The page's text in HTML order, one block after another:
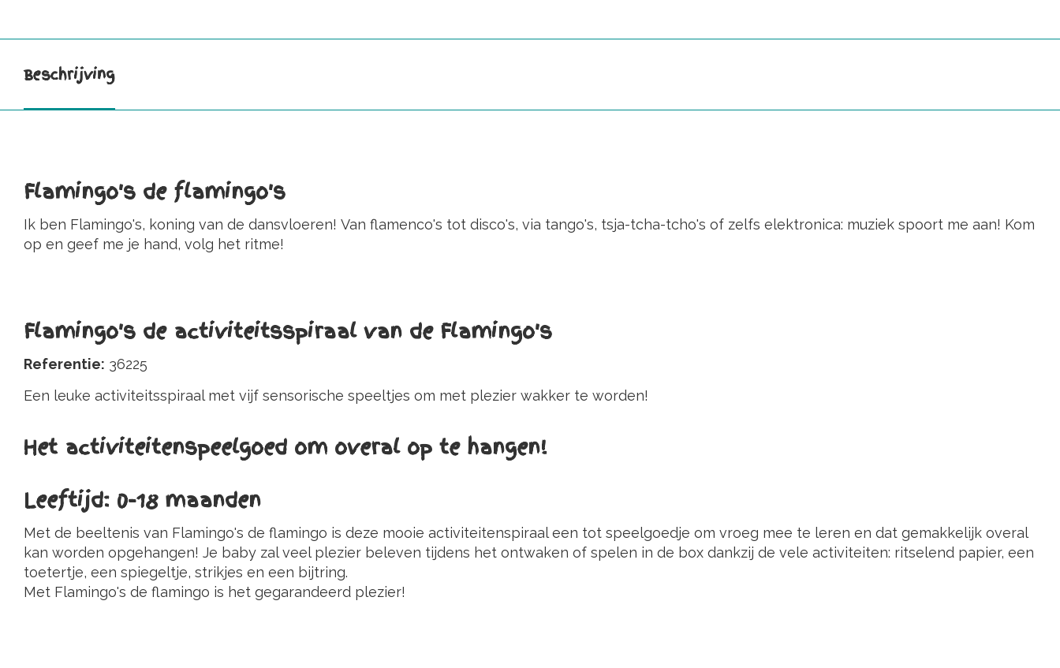
Beschrijving
Flamingo's de flamingo's
Ik ben Flamingo's, koning van de dansvloeren! Van flamenco's tot disco's, via tango's, tsja-tcha-tcho's of zelfs elektronica: muziek spoort me aan! Kom
op en geef me je hand, volg het ritme!
Flamingo's de activiteitsspiraal van de Flamingo's
Referentie: 36225
Een leuke activiteitsspiraal met vijf sensorische speeltjes om met plezier wakker te worden!
Het activiteitenspeelgoed om overal op te hangen!
Leeftijd: 0-18 maanden
Met de beeltenis van Flamingo's de flamingo is deze mooie activiteitenspiraal een tot speelgoedje om vroeg mee te leren en dat gemakkelijk overal
kan worden opgehangen! Je baby zal veel plezier beleven tijdens het ontwaken of spelen in de box dankzij de vele activiteiten: ritselend papier, een
toetertje, een spiegeltje, strikjes en een bijtring.
Met Flamingo's de flamingo is het gegarandeerd plezier!